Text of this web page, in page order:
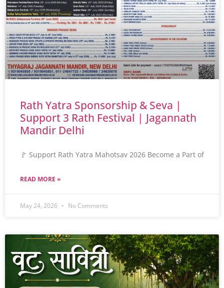
Rath Yatra Sponsorship & Seva |
Support 3 Rath Festival | Jagannath
Mandir Delhi
🚩 Support Rath Yatra Mahotsav 2026 Become a Part of
READ MORE »
May 24, 2026 No Comments